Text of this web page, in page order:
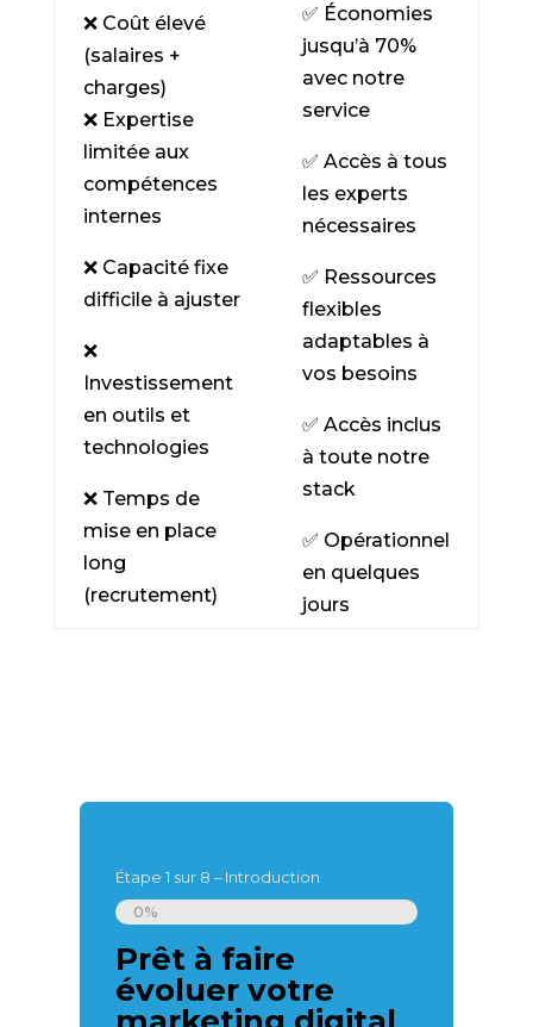
❌Coût élevé
(salaires +
charges)
❌Expertise
limitée aux
compétences
internes
❌Capacité fixe
difficile à ajuster
❌
Investissement
en outils et
technologies
❌Temps de
mise en place
long
(recrutement)
✅ Économies
jusqu’à 70%
avec notre
service
✅ Accès à tous
les experts
nécessaires
✅ Ressources
flexibles
adaptables à
vos besoins
✅ Accès inclus
à toute notre
stack
✅ Opérationnel
en quelques
jours
Étape1 sur 8 – Introduction
0%
Prêt à faire
évoluer votre